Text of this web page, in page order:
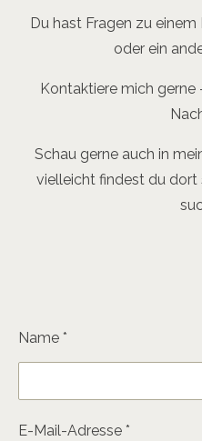
Du hast Fragen zu
oder ein
Kontaktiere mich
Schau gerne auch in
vielleicht findest du
Name *
E-Mail-Adresse *